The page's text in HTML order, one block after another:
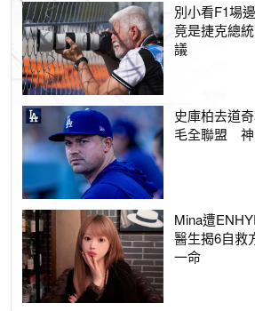
別小看F1場
竟是捷克總
議
史庫柏去道
毛全聯盟 神
Mina遭
醫生揭6自
一命